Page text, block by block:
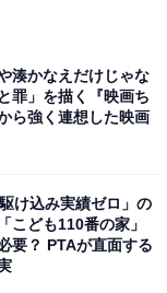
湊かなえだけじゃな
罪」を描く『映画ち
ら強く連想した映画
け込み実績ゼロ」の
こども110番の家」
要？ PTAが直面する